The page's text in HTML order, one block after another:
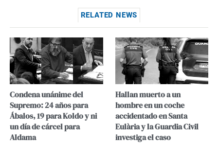
RELATED NEWS
Condena unánime del
Supremo: 24 años para
Ábalos, 19 para Koldo y ni
un día de cárcel para
Aldama
Hallan muerto a un
hombre en un coche
accidentado en Santa
Eulària y la Guardia Civil
investiga el caso